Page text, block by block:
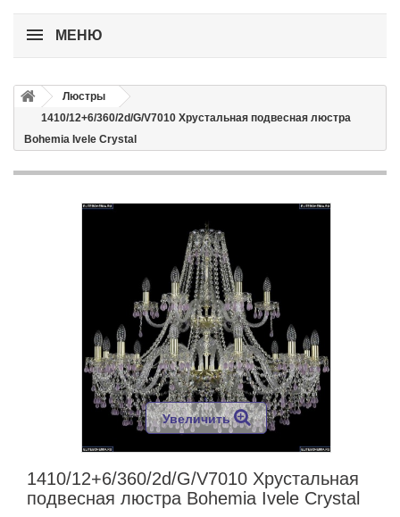
МЕНЮ
Люстры
1410/12+6/360/2d/G/V7010 Хрустальная подвесная люстра
Bohemia Ivele Crystal
Увеличить
1410/12+6/360/2d/G/V7010 Хрустальная
подвесная люстра Bohemia Ivele Crystal